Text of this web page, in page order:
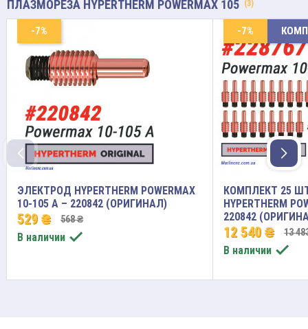
ПЛАЗМОРЕЗА HYPERTHERM POWERMAX 105 (3)
ЭЛЕКТРОД HYPERTHERM POWERMAX
10-105 A – 220842 (ОРИГИНАЛ)
529 ₴ 568 ₴
В наличии 
-7%
КОМПЛЕКТ 25
HYPERTHERM
220842
12 540 ₴ 13
В наличии 
-7%